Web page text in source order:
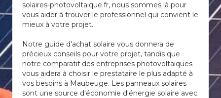
solaires-photovoltaique.fr, nous sommes là pour
vous aider à trouver le professionnel qui convient le
mieux à votre projet.
Notre guide d'achat solaire vous donnera de
précieux conseils pour votre projet, tandis que
notre comparatif des entreprises photovoltaïques
vous aidera à choisir le prestataire le plus adapté à
vos besoins à Maubeuge. Les panneaux solaires
sont une source d'économie d'énergie solaire avec